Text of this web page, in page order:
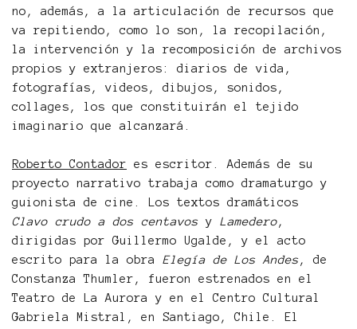
no, además, a la articulación de recursos que
va repitiendo, como lo son, la recopilación,
la intervención y la recomposición de archivos
propios y extranjeros: diarios de vida,
fotografías, videos, dibujos, sonidos,
collages, los que constituirán el tejido
imaginario que alcanzará.
Roberto Contador es escritor. Además de su
proyecto narrativo trabaja como dramaturgo y
guionista de cine. Los textos dramáticos
Clavo crudo a dos centavos y Lamedero,
dirigidas por Guillermo Ugalde, y el acto
escrito para la obra Elegía de Los Andes, de
Constanza Thumler, fueron estrenados en el
Teatro de La Aurora y en el Centro Cultural
Gabriela Mistral, en Santiago, Chile. El